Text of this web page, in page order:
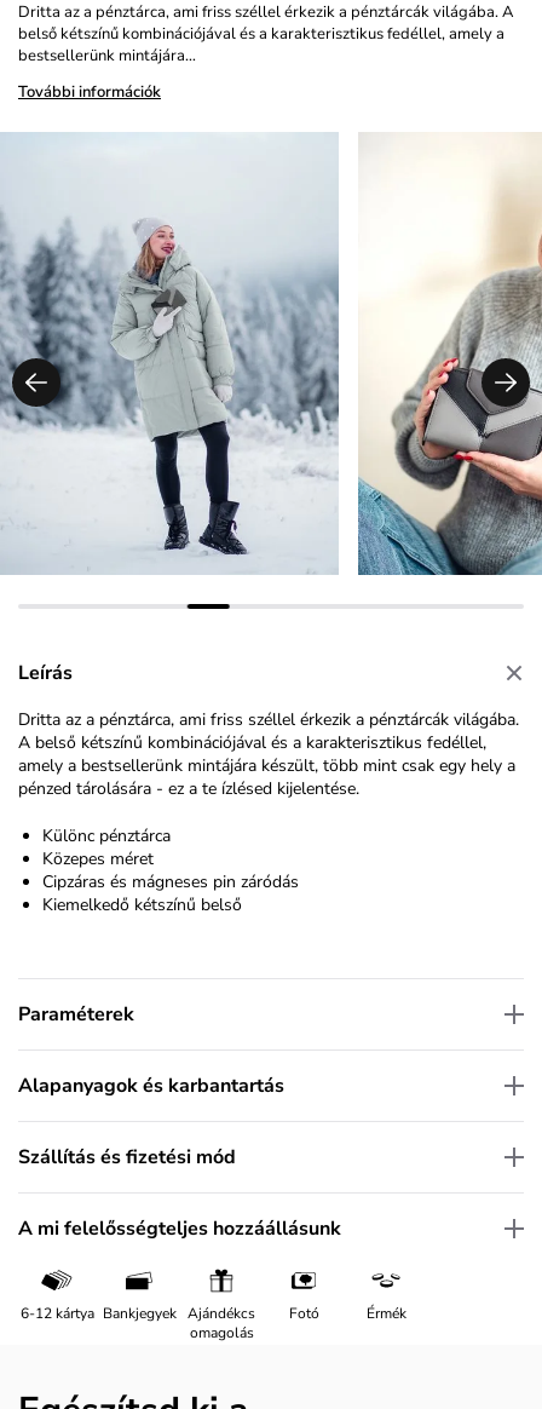
Dritta az a pénztárca, ami friss széllel érkezik a pénztárcák világába. A
belső kétszínű kombinációjával és a karakterisztikus fedéllel, amely a
bestsellerünk mintájára…
További információk
Leírás
Dritta az a pénztárca, ami friss széllel érkezik a pénztárcák világába.
A belső kétszínű kombinációjával és a karakterisztikus fedéllel,
amely a bestsellerünk mintájára készült, több mint csak egy hely a
pénzed tárolására - ez a te ízlésed kijelentése.
Különc pénztárca
Közepes méret
Cipzáras és mágneses pin záródás
Kiemelkedő kétszínű belső
Paraméterek
Alapanyagok és karbantartás
Szállítás és fizetési mód
A mi felelősségteljes hozzáállásunk
6-12 kártya Bankjegyek Ajándékcs
omagolás
Fotó Érmék